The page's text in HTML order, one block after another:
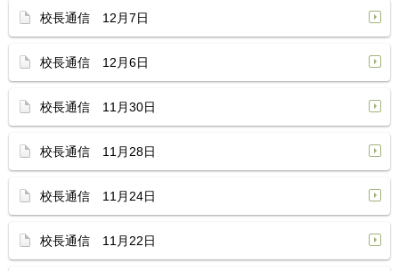
校長通信 12月7日
校長通信 12月6日
校長通信 11月30日
校長通信 11月28日
校長通信 11月24日
校長通信 11月22日